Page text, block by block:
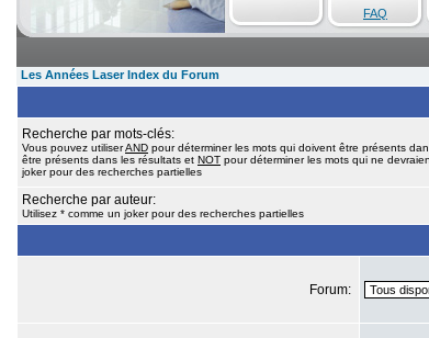
FAQ
Les Années Laser Index du Forum
Recherche par mots-clés:
Vous pouvez utiliserAND pour déterminer les mots qui doivent être présents
être présents dans les résultats et NOT pour déterminer les mots qui ne
joker pour des recherches partielles
Recherche par auteur:
Utilisez * comme un joker pour des recherches partielles
Forum: